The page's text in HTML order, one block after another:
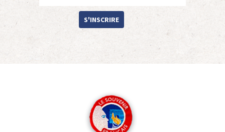
S'INSCRIRE